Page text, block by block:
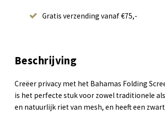
Gratis verzending vanaf €75,-
Beschrijving
Creëer privacy met het Bahamas Folding
is het perfecte stuk voor zowel traditionele
en natuurlijk riet van mesh, en heeft een